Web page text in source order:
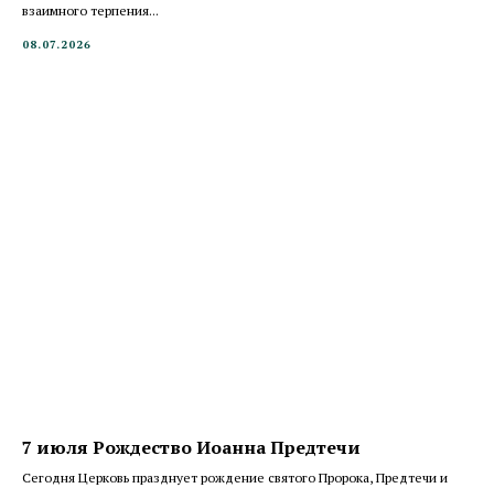
взаимного терпения...
08.07.2026
7 июля Рождество Иоанна Предтечи
Сегодня Церковь празднует рождение святого Пророка, Предтечи и